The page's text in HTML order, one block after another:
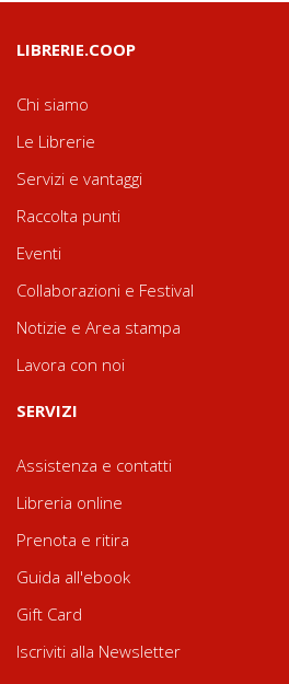
LIBRERIE.COOP
Chi siamo
Le Librerie
Servizi e vantaggi
Raccolta punti
Eventi
Collaborazioni e Festival
Notizie e Area stampa
Lavora con noi
SERVIZI
Assistenza e contatti
Libreria online
Prenota e ritira
Guida all'ebook
Gift Card
Iscriviti alla Newsletter